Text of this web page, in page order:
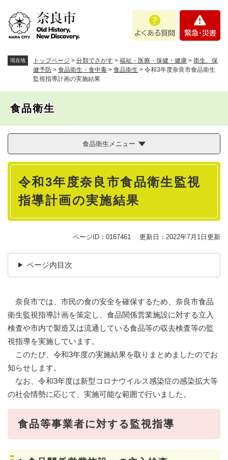
。
あ
問
・
現在地 トップページ > 分類でさがす > 福祉・医療・保健・健康 > 衛生、保
健予防 > 食品衛生・食中毒 > 食品衛生 > 令和3年度奈良市食品衛生
監視指導計画の実施結果
食品衛生
食品衛生メニュー
本
令和3年度奈良市食品衛生監視
指導計画の実施結果
ページID：0167461 更新日：2022年7月1日更新
ページ内目次
奈良市では、市民の食の安全を確保するため、奈良市食品
衛生監視指導計画を策定し、食品関係営業施設に対する立入
検査や市内で製造又は流通している食品等の収去検査等の監
視指導を実施しています。
このたび、令和3年度の実施結果を取りまとめましたのでお
知らせします。
なお、令和3年度は新型コロナウイルス感染症の感染拡大等
の社会情勢に応じて、実施可能な範囲で行いました。
食品等事業者に対する監視指導